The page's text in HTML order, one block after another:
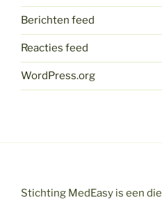
Berichten feed
Reacties feed
WordPress.org
Stichting MedEasy is een